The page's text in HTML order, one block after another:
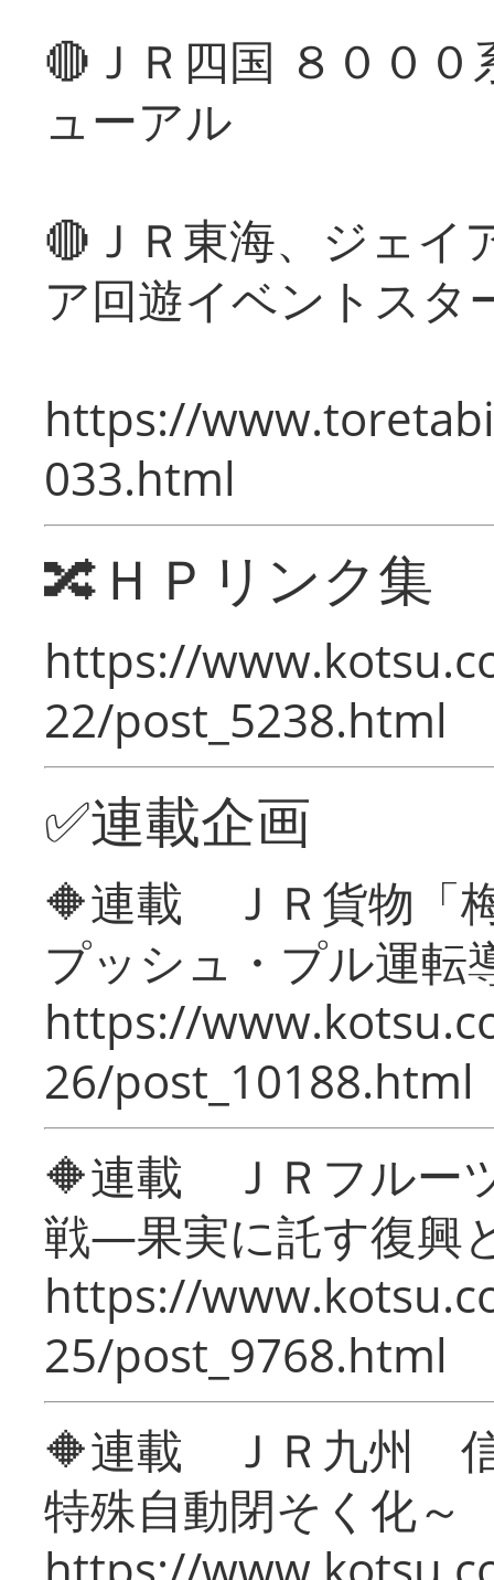
🔴ＪＲ四国 ８００
ューアル
🔴ＪＲ東海、ジェイ
ア回遊イベントスタ
https://
033.html
🔀ＨＰリンク集
https://
22/post_5238.html
✅連載企画
🔶連載 ＪＲ貨物「
プッシュ・プル運転
https://
26/post_10188.html
🔶連載 ＪＲフルー
戦―果実に託す復興
https://
25/post_9768.html
🔶連載 ＪＲ九州 信
特殊自動閉そく化～